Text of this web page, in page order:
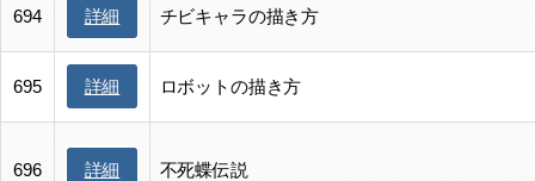
694 詳細 チビキャラの描き方
695 詳細 ロボットの描き方
696 詳細 不死蝶伝説